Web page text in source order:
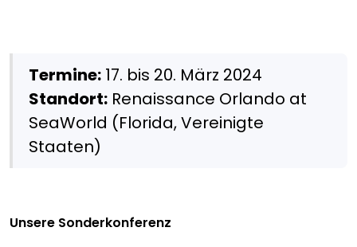
Termine: 17. bis 20. März 2024
Standort: Renaissance Orlando at
SeaWorld (Florida, Vereinigte
Staaten)
Unsere Sonderkonferenz